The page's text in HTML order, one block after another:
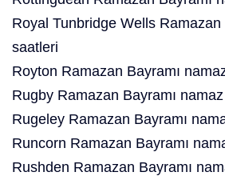
Royal Tunbridge Wells Ramazan
saatleri
Royton Ramazan Bayramı
Rugby Ramazan Bayramı
Rugeley Ramazan Bayramı
Runcorn Ramazan Bayramı
Rushden Ramazan Bayramı